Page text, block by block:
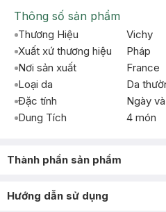
Thông số sản phẩm
Thương Hiệu
Vichy
Xuất xứ thương hiệu
Pháp
Nơi sản xuất
France
Loại da
Da
Đặc tính
Ngày
Dung Tích
4 món
Thành phần sản phẩm
Hướng dẫn sử dụng